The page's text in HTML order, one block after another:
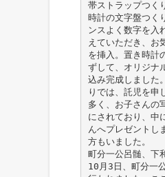
帯ストラップつく
時計の文字盤つく
ンスよく数字を入
えていただき、お
を挿入。置き時計
ずして、オリジナ
込み完成しました
りでは、託児を申
多く、お子さんの
にされており、中
んへプレゼントし
方もいました。
町分一公呂髄、下
10月3日、町分一